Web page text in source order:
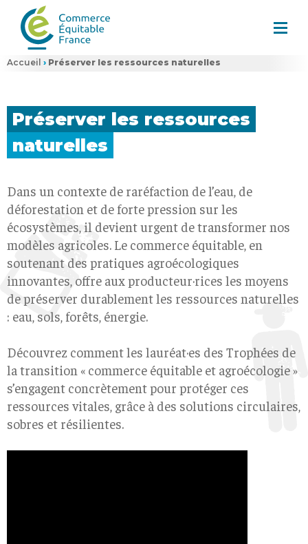
Accueil › Préserver les ressources naturelles
Préserver les ressources
naturelles
Dans un contexte de raréfaction de l’eau, de
déforestation et de forte pression sur les
écosystèmes, il devient urgent de transformer nos
modèles agricoles. Le commerce équitable, en
soutenant des pratiques agroécologiques
innovantes, offre aux producteur·rices les moyens
de préserver durablement les ressources naturelles
: eau, sols, forêts, énergie.
Découvrez comment les lauréat·es des Trophées de
la transition « commerce équitable et agroécologie »
s’engagent concrètement pour protéger ces
ressources vitales, grâce à des solutions circulaires,
sobres et résilientes.